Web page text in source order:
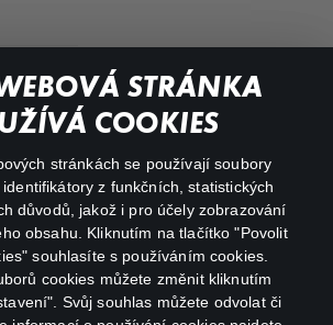
STRÁNKA
COOKIES
stránkách se používají soubory
z funkčních, statistických
důvodů, jakož i pro účely zobrazování
obsahu. Kliknutím na tlačítko "Povolit
souhlasíte s používáním cookies.
cookies můžete změnit kliknutím
Svůj souhlas můžete odvolat či